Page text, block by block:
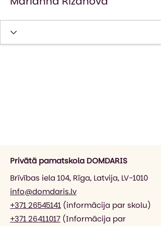
Privātā pamatskola DOMDARIS
Brīvības iela 104, Rīga, Latvija, LV-1010
info@domdaris.lv
+371 26545141 (informācija par skolu)
+371 26411017 (Informācija par